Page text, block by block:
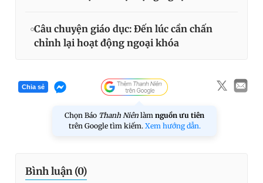
Câu chuyện giáo dục: Đến lúc cần chấn
chỉnh lại hoạt động ngoại khóa
Chia sẻ
Chọn Báo Thanh Niên làm nguồn ưu tiên
trên Google tìm kiếm. Xem hướng dẫn.
Bình luận (0)